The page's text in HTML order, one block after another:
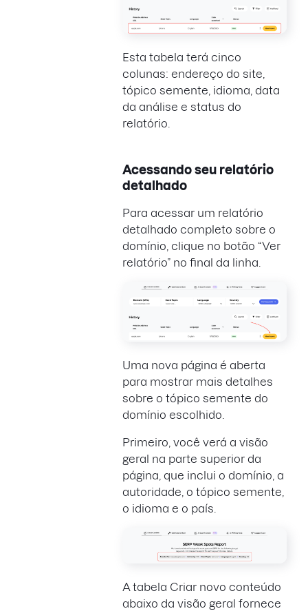
Esta tabela terá cinco
colunas: endereço do site,
tópico semente, idioma, data
da análise e status do
relatório.
Acessando seu relatório
detalhado
Para acessar um relatório
detalhado completo sobre o
domínio, clique no botão “Ver
relatório” no final da linha.
Uma nova página é aberta
para mostrar mais detalhes
sobre o tópico semente do
domínio escolhido.
Primeiro, você verá a visão
geral na parte superior da
página, que inclui o domínio, a
autoridade, o tópico semente,
o idioma e o país.
A tabela Criar novo conteúdo
abaixo da visão geral fornece